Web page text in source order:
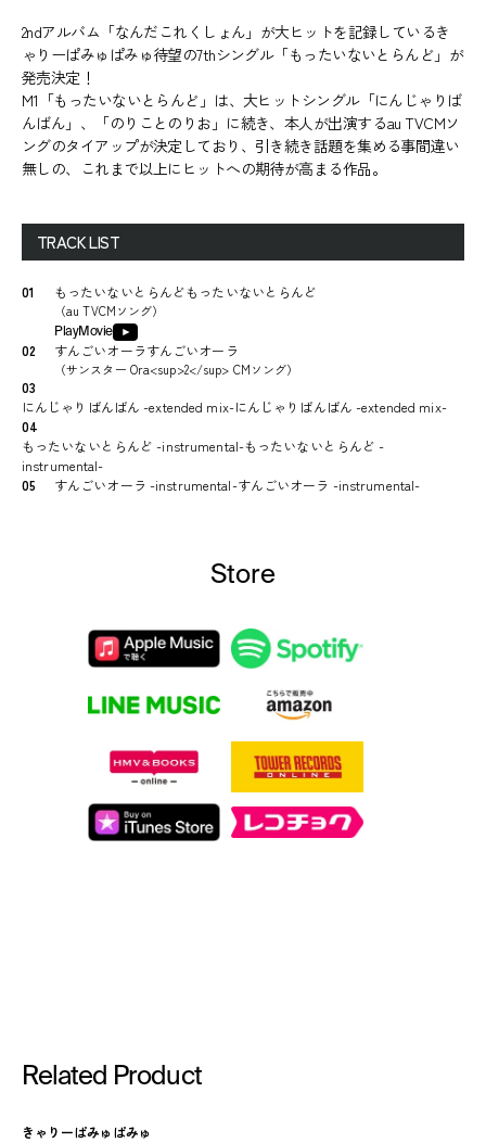
2ndアルバム「なんだこれくしょん」が大ヒットを記録しているき
ゃりーぱみゅぱみゅ待望の7thシングル「もったいないとらんど」が
発売決定！
M1「もったいないとらんど」は、大ヒットシングル「にんじゃりば
んばん」、「のりことのりお」に続き、本人が出演するau TVCMソ
ングのタイアップが決定しており、引き続き話題を集める事間違い
無しの、これまで以上にヒットへの期待が高まる作品。
TRACK LIST
01 もったいないとらんどもったいないとらんど
（au TVCMソング）
PlayMovie
02 すんごいオーラすんごいオーラ
（サンスター Ora<sup>2</sup> CMソング）
03
にんじゃりばんばん -extended mix-にんじゃりばんばん -extended mix-
04
もったいないとらんど -instrumental-もったいないとらんど -
instrumental-
05
すんごいオーラ -instrumental-すんごいオーラ -instrumental-
Store
Related Product
きゃりーぱみゅぱみゅ